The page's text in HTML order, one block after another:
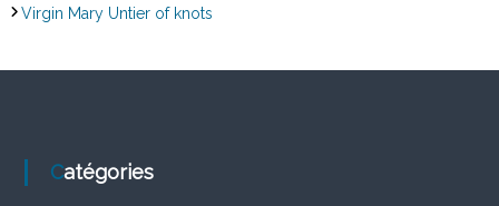
Virgin Mary Untier of knots
Catégories